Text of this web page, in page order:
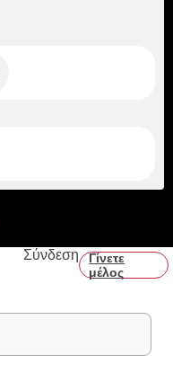
Σύνδεση
Γίνετε
μέλος